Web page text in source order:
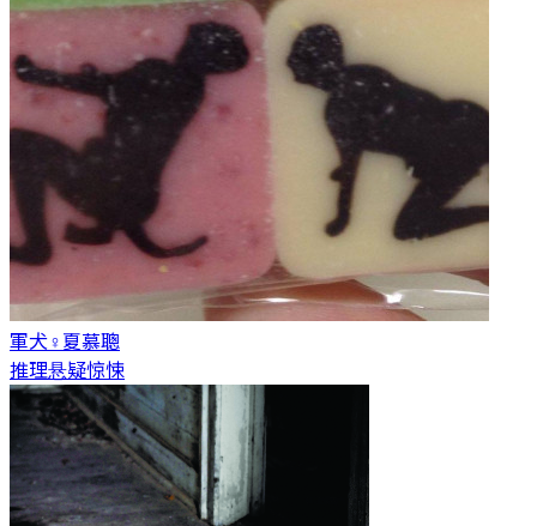
軍犬♀ 夏慕聰
推理悬疑惊悚